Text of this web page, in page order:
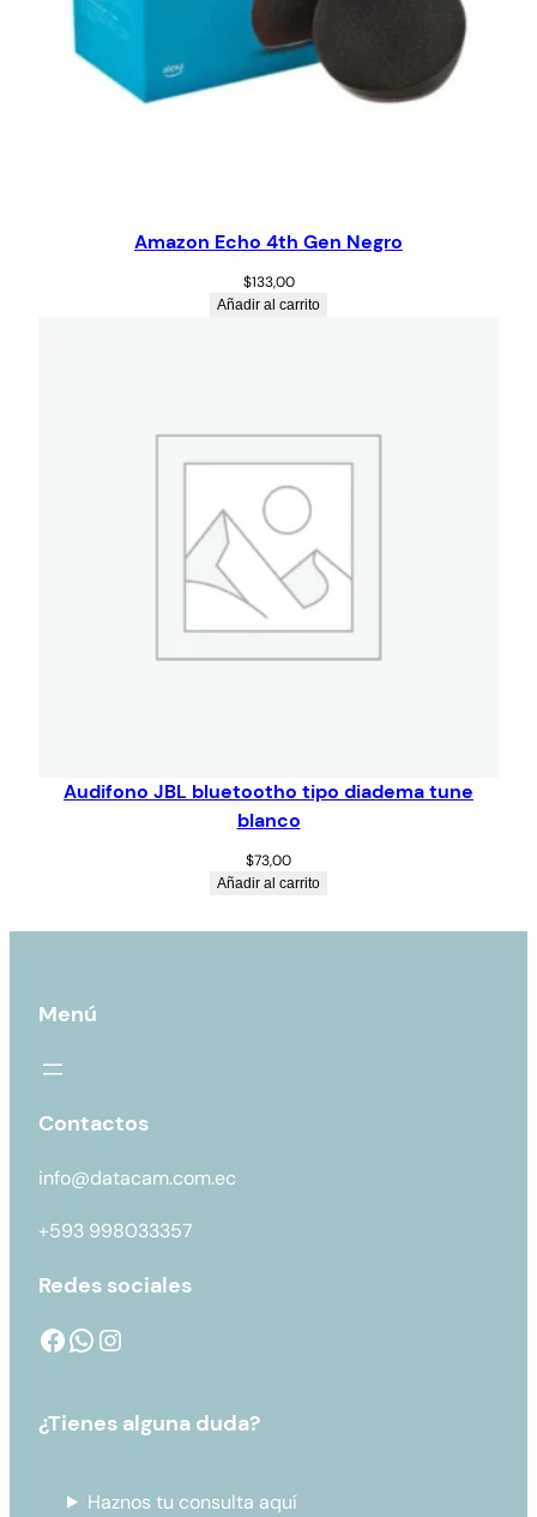
Amazon Echo 4th Gen Negro
$133,00
Añadir al carrito
Audifono JBL bluetootho tipo diadema tune
blanco
$73,00
Añadir al carrito
Menú
Contactos
info@datacam.com.ec
+593 998033357
Redes sociales
¿Tienes alguna duda?
Haznos tu consulta aquí